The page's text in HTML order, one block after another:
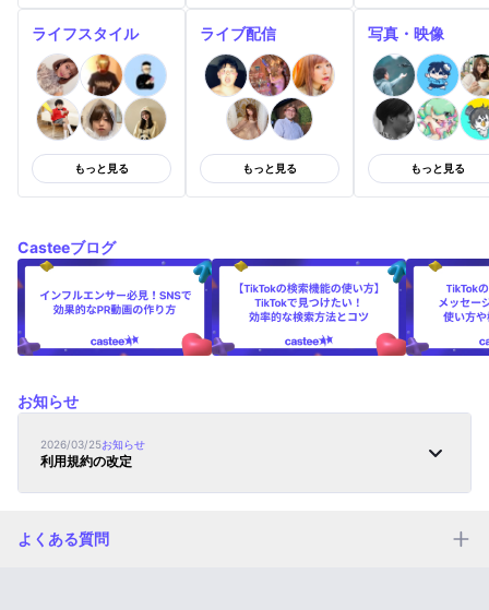
ライフスタイル
もっと見る
ライブ配信
もっと見る
写真・映像
もっと見る
Casteeブログ
お知らせ
2026/03/25お知らせ
利用規約の改定
よくある質問